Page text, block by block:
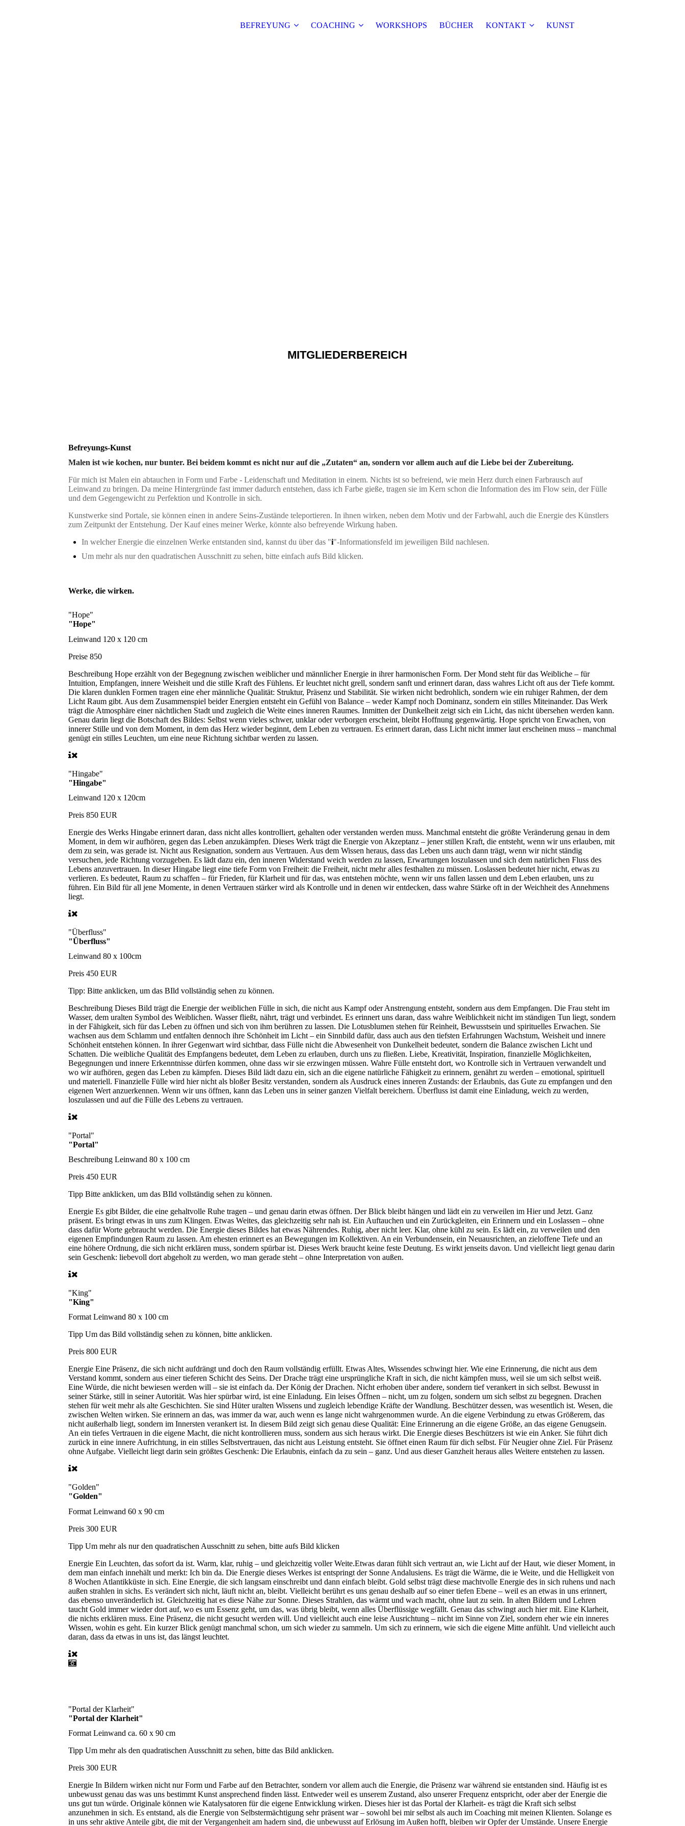
BEFREYUNG COACHING WORKSHOPS BÜCHER KONTAKT KUNST
MITGLIEDERBEREICH
Befreyungs-Kunst
Malen ist wie kochen, nur bunter. Bei beidem kommt es nicht nur auf die „Zutaten“ an, sondern vor allem auch auf die Liebe bei der Zubereitung.
Für mich ist Malen ein abtauchen in Form und Farbe - Leidenschaft und Meditation in einem. Nichts ist so befreiend, wie mein Herz durch einen Farbrausch auf
Leinwand zu bringen. Da meine Hintergründe fast immer dadurch entstehen, dass ich Farbe gieße, tragen sie im Kern schon die Information des im Flow sein, der Fülle
und dem Gegengewicht zu Perfektion und Kontrolle in sich.
Kunstwerke sind Portale, sie können einen in andere Seins-Zustände teleportieren. In ihnen wirken, neben dem Motiv und der Farbwahl, auch die Energie des Künstlers
zum Zeitpunkt der Entstehung. Der Kauf eines meiner Werke, könnte also befreyende Wirkung haben.
In welcher Energie die einzelnen Werke entstanden sind, kannst du über das "i"-Informationsfeld im jeweiligen Bild nachlesen.
Um mehr als nur den quadratischen Ausschnitt zu sehen, bitte einfach aufs Bild klicken.
Werke, die wirken.
"Hope"
"Hope"
Leinwand 120 x 120 cm
Preise850
BeschreibungHope erzählt von der Begegnung zwischen weiblicher und männlicher Energie in ihrer harmonischen Form. Der Mond steht für das Weibliche – für
Intuition, Empfangen, innere Weisheit und die stille Kraft des Fühlens. Er leuchtet nicht grell, sondern sanft und erinnert daran, dass wahres Licht oft aus der Tiefe kommt.
Die klaren dunklen Formen tragen eine eher männliche Qualität: Struktur, Präsenz und Stabilität. Sie wirken nicht bedrohlich, sondern wie ein ruhiger Rahmen, der dem
Licht Raum gibt. Aus dem Zusammenspiel beider Energien entsteht ein Gefühl von Balance – weder Kampf noch Dominanz, sondern ein stilles Miteinander. Das Werk
trägt die Atmosphäre einer nächtlichen Stadt und zugleich die Weite eines inneren Raumes. Inmitten der Dunkelheit zeigt sich ein Licht, das nicht übersehen werden kann.
Genau darin liegt die Botschaft des Bildes: Selbst wenn vieles schwer, unklar oder verborgen erscheint, bleibt Hoffnung gegenwärtig. Hope spricht von Erwachen, von
innerer Stille und von dem Moment, in dem das Herz wieder beginnt, dem Leben zu vertrauen. Es erinnert daran, dass Licht nicht immer laut erscheinen muss – manchmal
genügt ein stilles Leuchten, um eine neue Richtung sichtbar werden zu lassen.
"Hingabe"
"Hingabe"
Leinwand 120 x 120cm
Preis850 EUR
Energie des WerksHingabe erinnert daran, dass nicht alles kontrolliert, gehalten oder verstanden werden muss. Manchmal entsteht die größte Veränderung genau in dem
Moment, in dem wir aufhören, gegen das Leben anzukämpfen. Dieses Werk trägt die Energie von Akzeptanz – jener stillen Kraft, die entsteht, wenn wir uns erlauben, mit
dem zu sein, was gerade ist. Nicht aus Resignation, sondern aus Vertrauen. Aus dem Wissen heraus, dass das Leben uns auch dann trägt, wenn wir nicht ständig
versuchen, jede Richtung vorzugeben. Es lädt dazu ein, den inneren Widerstand weich werden zu lassen, Erwartungen loszulassen und sich dem natürlichen Fluss des
Lebens anzuvertrauen. In dieser Hingabe liegt eine tiefe Form von Freiheit: die Freiheit, nicht mehr alles festhalten zu müssen. Loslassen bedeutet hier nicht, etwas zu
verlieren. Es bedeutet, Raum zu schaffen – für Frieden, für Klarheit und für das, was entstehen möchte, wenn wir uns fallen lassen und dem Leben erlauben, uns zu
führen. Ein Bild für all jene Momente, in denen Vertrauen stärker wird als Kontrolle und in denen wir entdecken, dass wahre Stärke oft in der Weichheit des Annehmens
liegt.
"Überfluss"
"Überfluss"
Leinwand80 x 100cm
Preis450 EUR
Tipp:Bitte anklicken, um das BIld vollständig sehen zu können.
BeschreibungDieses Bild trägt die Energie der weiblichen Fülle in sich, die nicht aus Kampf oder Anstrengung entsteht, sondern aus dem Empfangen. Die Frau steht im
Wasser, dem uralten Symbol des Weiblichen. Wasser fließt, nährt, trägt und verbindet. Es erinnert uns daran, dass wahre Weiblichkeit nicht im ständigen Tun liegt, sondern
in der Fähigkeit, sich für das Leben zu öffnen und sich von ihm berühren zu lassen. Die Lotusblumen stehen für Reinheit, Bewusstsein und spirituelles Erwachen. Sie
wachsen aus dem Schlamm und entfalten dennoch ihre Schönheit im Licht – ein Sinnbild dafür, dass auch aus den tiefsten Erfahrungen Wachstum, Weisheit und innere
Schönheit entstehen können. In ihrer Gegenwart wird sichtbar, dass Fülle nicht die Abwesenheit von Dunkelheit bedeutet, sondern die Balance zwischen Licht und
Schatten. Die weibliche Qualität des Empfangens bedeutet, dem Leben zu erlauben, durch uns zu fließen. Liebe, Kreativität, Inspiration, finanzielle Möglichkeiten,
Begegnungen und innere Erkenntnisse dürfen kommen, ohne dass wir sie erzwingen müssen. Wahre Fülle entsteht dort, wo Kontrolle sich in Vertrauen verwandelt und
wo wir aufhören, gegen das Leben zu kämpfen. Dieses Bild lädt dazu ein, sich an die eigene natürliche Fähigkeit zu erinnern, genährt zu werden – emotional, spirituell
und materiell. Finanzielle Fülle wird hier nicht als bloßer Besitz verstanden, sondern als Ausdruck eines inneren Zustands: der Erlaubnis, das Gute zu empfangen und den
eigenen Wert anzuerkennen. Wenn wir uns öffnen, kann das Leben uns in seiner ganzen Vielfalt bereichern. Überfluss ist damit eine Einladung, weich zu werden,
loszulassen und auf die Fülle des Lebens zu vertrauen.
"Portal"
"Portal"
BeschreibungLeinwand 80 x 100 cm
Preis450 EUR
TippBitte anklicken, um das BIld vollständig sehen zu können.
EnergieEs gibt Bilder, die eine gehaltvolle Ruhe tragen – und genau darin etwas öffnen. Der Blick bleibt hängen und lädt ein zu verweilen im Hier und Jetzt. Ganz
präsent. Es bringt etwas in uns zum Klingen. Etwas Weites, das gleichzeitig sehr nah ist. Ein Auftauchen und ein Zurückgleiten, ein Erinnern und ein Loslassen – ohne
dass dafür Worte gebraucht werden. Die Energie dieses Bildes hat etwas Nährendes. Ruhig, aber nicht leer. Klar, ohne kühl zu sein. Es lädt ein, zu verweilen und den
eigenen Empfindungen Raum zu lassen. Am ehesten erinnert es an Bewegungen im Kollektiven. An ein Verbundensein, ein Neuausrichten, an zieloffene Tiefe und an
eine höhere Ordnung, die sich nicht erklären muss, sondern spürbar ist. Dieses Werk braucht keine feste Deutung. Es wirkt jenseits davon. Und vielleicht liegt genau darin
sein Geschenk: liebevoll dort abgeholt zu werden, wo man gerade steht – ohne Interpretation von außen.
"King"
"King"
FormatLeinwand 80 x 100 cm
TippUm das Bild vollständig sehen zu können, bitte anklicken.
Preis800 EUR
EnergieEine Präsenz, die sich nicht aufdrängt und doch den Raum vollständig erfüllt. Etwas Altes, Wissendes schwingt hier. Wie eine Erinnerung, die nicht aus dem
Verstand kommt, sondern aus einer tieferen Schicht des Seins. Der Drache trägt eine ursprüngliche Kraft in sich, die nicht kämpfen muss, weil sie um sich selbst weiß.
Eine Würde, die nicht bewiesen werden will – sie ist einfach da. Der König der Drachen. Nicht erhoben über andere, sondern tief verankert in sich selbst. Bewusst in
seiner Stärke, still in seiner Autorität. Was hier spürbar wird, ist eine Einladung. Ein leises Öffnen – nicht, um zu folgen, sondern um sich selbst zu begegnen. Drachen
stehen für weit mehr als alte Geschichten. Sie sind Hüter uralten Wissens und zugleich lebendige Kräfte der Wandlung. Beschützer dessen, was wesentlich ist. Wesen, die
zwischen Welten wirken. Sie erinnern an das, was immer da war, auch wenn es lange nicht wahrgenommen wurde. An die eigene Verbindung zu etwas Größerem, das
nicht außerhalb liegt, sondern im Innersten verankert ist. In diesem Bild zeigt sich genau diese Qualität: Eine Erinnerung an die eigene Größe, an das eigene Genugsein.
An ein tiefes Vertrauen in die eigene Macht, die nicht kontrollieren muss, sondern aus sich heraus wirkt. Die Energie dieses Beschützers ist wie ein Anker. Sie führt dich
zurück in eine innere Aufrichtung, in ein stilles Selbstvertrauen, das nicht aus Leistung entsteht. Sie öffnet einen Raum für dich selbst. Für Neugier ohne Ziel. Für Präsenz
ohne Aufgabe. Vielleicht liegt darin sein größtes Geschenk: Die Erlaubnis, einfach da zu sein – ganz. Und aus dieser Ganzheit heraus alles Weitere entstehen zu lassen.
"Golden"
"Golden"
FormatLeinwand 60 x 90 cm
Preis300 EUR
TippUm mehr als nur den quadratischen Ausschnitt zu sehen, bitte aufs Bild klicken
EnergieEin Leuchten, das sofort da ist. Warm, klar, ruhig – und gleichzeitig voller Weite.Etwas daran fühlt sich vertraut an, wie Licht auf der Haut, wie dieser Moment, in
dem man einfach innehält und merkt: Ich bin da. Die Energie dieses Werkes ist entspringt der Sonne Andalusiens. Es trägt die Wärme, die ie Weite, und die Helligkeit von
8 Wochen Atlantikküste in sich. Eine Energie, die sich langsam einschreibt und dann einfach bleibt. Gold selbst trägt diese machtvolle Energie des in sich ruhens und nach
außen strahlen in sichs. Es verändert sich nicht, läuft nicht an, bleibt. Vielleicht berührt es uns genau deshalb auf so einer tiefen Ebene – weil es an etwas in uns erinnert,
das ebenso unveränderlich ist. Gleichzeitig hat es diese Nähe zur Sonne. Dieses Strahlen, das wärmt und wach macht, ohne laut zu sein. In alten Bildern und Lehren
taucht Gold immer wieder dort auf, wo es um Essenz geht, um das, was übrig bleibt, wenn alles Überflüssige wegfällt. Genau das schwingt auch hier mit. Eine Klarheit,
die nichts erklären muss. Eine Präsenz, die nicht gesucht werden will. Und vielleicht auch eine leise Ausrichtung – nicht im Sinne von Ziel, sondern eher wie ein inneres
Wissen, wohin es geht. Ein kurzer Blick genügt manchmal schon, um sich wieder zu sammeln. Um sich zu erinnern, wie sich die eigene Mitte anfühlt. Und vielleicht auch
daran, dass da etwas in uns ist, das längst leuchtet.
"Portal der Klarheit"
"Portal der Klarheit"
FormatLeinwand ca. 60 x 90 cm
TippUm mehr als den quadratischen Ausschnitt zu sehen, bitte das Bild anklicken.
Preis300 EUR
EnergieIn Bildern wirken nicht nur Form und Farbe auf den Betrachter, sondern vor allem auch die Energie, die Präsenz war während sie entstanden sind. Häufig ist es
unbewusst genau das was uns bestimmt Kunst ansprechend finden lässt. Entweder weil es unserem Zustand, also unserer Frequenz entspricht, oder aber der Energie die
uns gut tun würde. Originale können wie Katalysatoren für die eigene Entwicklung wirken. Dieses hier ist das Portal der Klarheit- es trägt die Kraft sich selbst
anzunehmen in sich. Es entstand, als die Energie von Selbstermächtigung sehr präsent war – sowohl bei mir selbst als auch im Coaching mit meinen Klienten. Solange es
in uns sehr aktive Anteile gibt, die mit der Vergangenheit am hadern sind, die unbewusst auf Erlösung im Außen hofft, bleiben wir Opfer der Umstände. Unsere Energie